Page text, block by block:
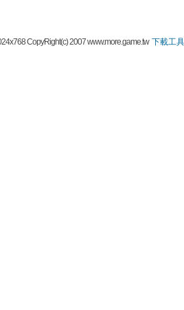
CopyRight(c) 2007 www.more.game.tw下載工